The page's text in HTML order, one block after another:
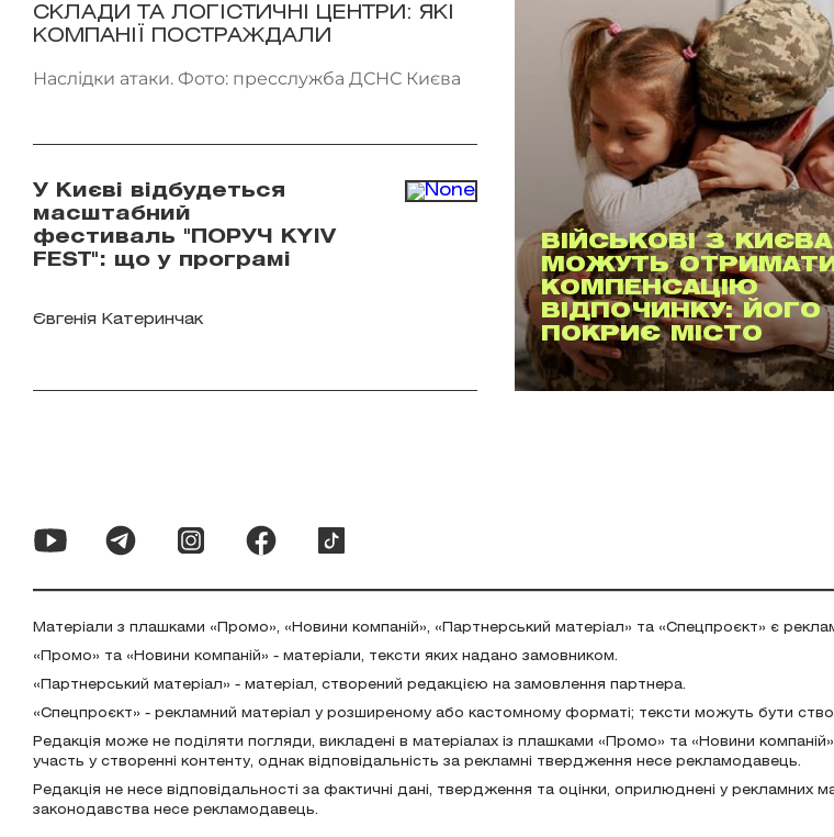
СКЛАДИ ТА ЛОГІСТИЧНІ ЦЕНТРИ: ЯКІ
КОМПАНІЇ ПОСТРАЖДАЛИ
Наслідки атаки. Фото: пресслужба ДСНС Києва
У Києві відбудеться
масштабний
фестиваль "ПОРУЧ KYIV
FEST": що у програмі
Євгенія Катеринчак
ВІЙСЬКОВІ З КИЄВА
МОЖУТЬ ОТРИМАТИ
КОМПЕНСАЦІЮ
ВІДПОЧИНКУ: ЙОГО
ПОКРИЄ МІСТО
Матеріали з плашками «Промо», «Новини компаній», «Партнерський матеріал» та «Спецпроєкт» є
«Промо» та «Новини компаній» - матеріали, тексти яких надано замовником.
«Партнерський матеріал» - матеріал, створений редакцією на замовлення партнера.
«Спецпроєкт» - рекламний матеріал у розширеному або кастомному форматі; тексти можуть бути
Редакція може не поділяти погляди, викладені в матеріалах із плашками «Промо» та «Новини
участь у створенні контенту, однак відповідальність за рекламні твердження несе рекламодавець.
Редакція не несе відповідальності за фактичні дані, твердження та оцінки, оприлюднені у рекламних
законодавства несе рекламодавець.